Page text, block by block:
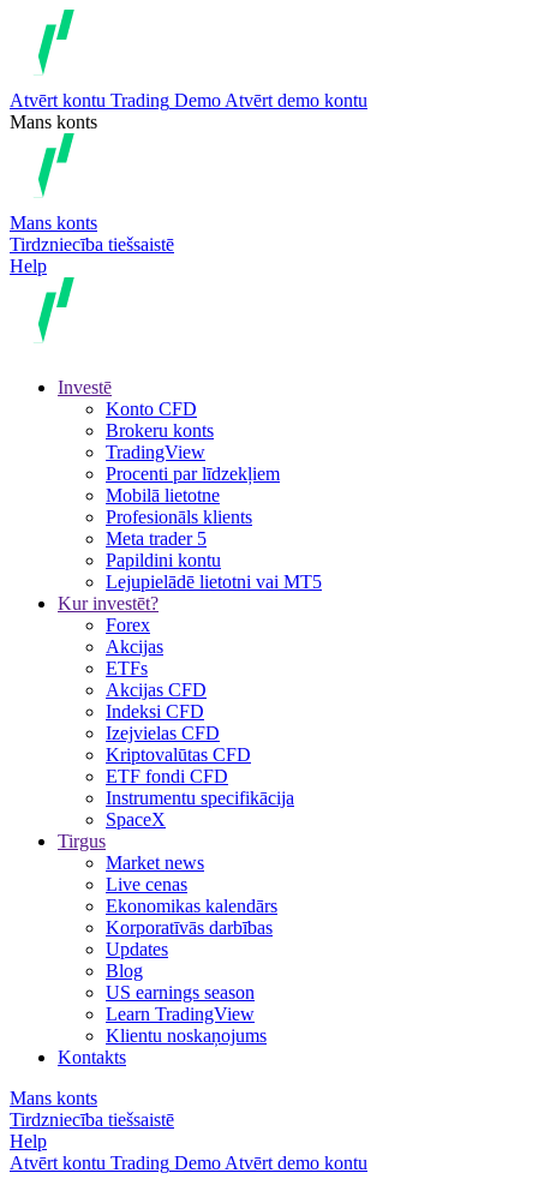
Atvērt kontu Trading Demo Atvērt demo kontu
Mans konts
Mans konts
Tirdzniecība tiešsaistē
Help
Investē
Konto CFD
Brokeru konts
TradingView
Procenti par līdzekļiem
Mobilā lietotne
Profesionāls klients
Meta trader 5
Papildini kontu
Lejupielādē lietotni vai MT5
Kur investēt?
Forex
Akcijas
ETFs
Akcijas CFD
Indeksi CFD
Izejvielas CFD
Kriptovalūtas CFD
ETF fondi CFD
Instrumentu specifikācija
SpaceX
Tirgus
Market news
Live cenas
Ekonomikas kalendārs
Korporatīvās darbības
Updates
Blog
US earnings season
Learn TradingView
Klientu noskaņojums
Kontakts
Mans konts
Tirdzniecība tiešsaistē
Help
Atvērt kontu Trading Demo Atvērt demo kontu